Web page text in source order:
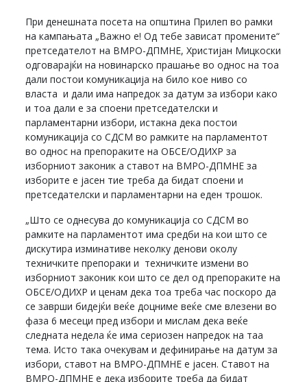
При денешната посета на општина Прилеп во рамки
на кампањата „Важно е! Од тебе зависат промените“
претседателот на ВМРО-ДПМНЕ, Христијан Мицкоски
одговарајќи на новинарско прашање во однос на тоа
дали постои комуникација на било кое ниво со
власта и дали има напредок за датум за избори како
и тоа дали е за споени претседателски и
парламентарни избори, истакна дека постои
комуникација со СДСМ во рамките на парламентот
во однос на препораките на ОБСЕ/ОДИХР за
изборниот законик а ставот на ВМРО-ДПМНЕ за
изборите е јасен тие треба да бидат споени и
претседателски и парламентарни на еден трошок.
„Што се однесува до комуникација со СДСМ во
рамките на парламентот има средби на кои што се
дискутира изминативе неколку денови околу
техничките препораки и техничките измени во
изборниот законик кои што се дел од препораките на
ОБСЕ/ОДИХР и ценам дека тоа треба час поскоро да
се заврши бидејќи веќе доцниме веќе сме влезени во
фаза 6 месеци пред избори и мислам дека веќе
следната недела ќе има сериозен напредок на таа
тема. Исто така очекувам и дефинирање на датум за
избори, ставот на ВМРО-ДПМНЕ е јасен. Ставот на
ВМРО-ДПМНЕ е дека изборите треба да бидат